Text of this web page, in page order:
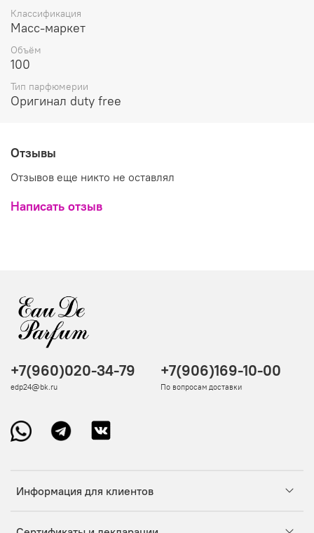
Классификация
Масс-маркет
Объём
100
Тип парфюмерии
Оригинал duty free
Отзывы
Отзывов еще никто не оставлял
Написать отзыв
Информация для клиентов
+7(960)020-34-79
edp24@bk.ru
+7(906)169-10-00
По вопросам доставки